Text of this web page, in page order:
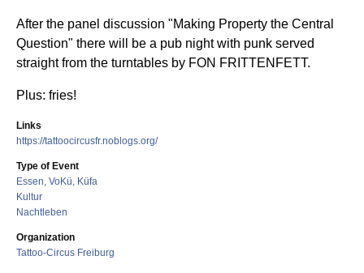
After the panel discussion "Making Property the Central
Question" there will be a pub night with punk served
straight from the turntables by FON FRITTENFETT.
Plus: fries!
Links
https://tattoocircusfr.noblogs.org/
Type of Event
Essen, VoKü, Küfa
Kultur
Nachtleben
Organization
Tattoo-Circus Freiburg